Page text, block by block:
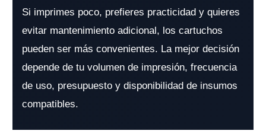
Si imprimes poco, prefieres practicidad y quieres
evitar mantenimiento adicional, los cartuchos
pueden ser más convenientes. La mejor decisión
depende de tu volumen de impresión, frecuencia
de uso, presupuesto y disponibilidad de insumos
compatibles.